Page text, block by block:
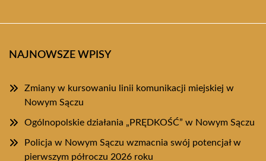
NAJNOWSZE WPISY
Zmiany w kursowaniu linii komunikacji miejskiej w
Nowym Sączu
Ogólnopolskie działania „PRĘDKOŚĆ” w Nowym Sączu
Policja w Nowym Sączu wzmacnia swój potencjał w
pierwszym półroczu 2026 roku